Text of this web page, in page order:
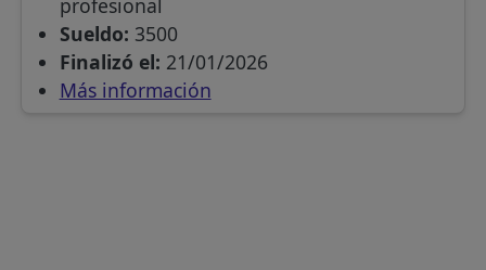
Sueldo: 3500
Finalizó el: 21/01/2026
Más información